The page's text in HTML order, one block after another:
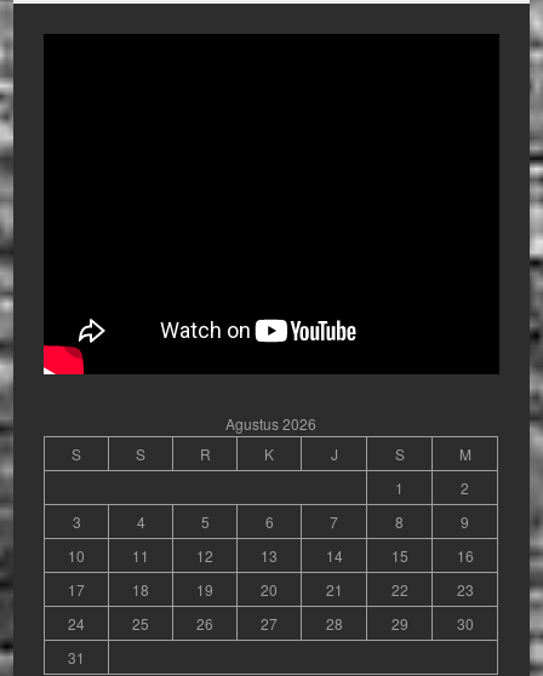
Agustus 2026
S
S R K J S
M
1
2
3
4 5 6 7 8
9
10
11 12 13 14 15
16
17
18 19 20 21 22
23
24
25 26 27 28 29
30
31